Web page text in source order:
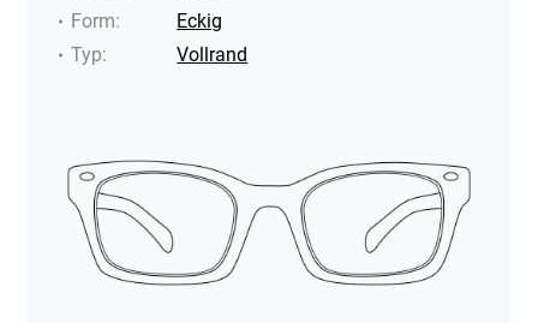
Form:
Eckig
Typ: Vollrand